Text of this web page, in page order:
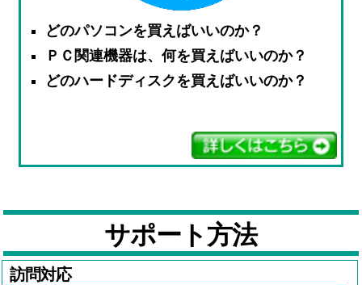
どのパソコンを買えばいいのか？
ＰＣ関連機器は、何を買えばいいのか？
どのハードディスクを買えばいいのか？
サポート方法
訪問対応